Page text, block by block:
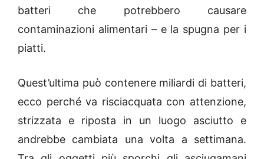
batteri che potrebbero causare
contaminazioni alimentari – e la spugna per i
piatti.
Quest’ultima può contenere miliardi di batteri,
ecco perché va risciacquata con attenzione,
strizzata e riposta in un luogo asciutto e
andrebbe cambiata una volta a settimana.